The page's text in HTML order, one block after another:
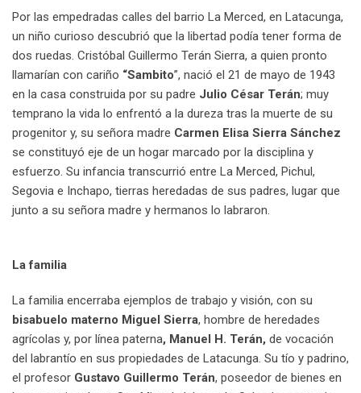
Por las empedradas calles del barrio La Merced, en Latacunga,
un niño curioso descubrió que la libertad podía tener forma de
dos ruedas. Cristóbal Guillermo Terán Sierra, a quien pronto
llamarían con cariño “Sambito”, nació el 21 de mayo de 1943
en la casa construida por su padre Julio César Terán; muy
temprano la vida lo enfrentó a la dureza tras la muerte de su
progenitor y, su señora madre Carmen Elisa Sierra Sánchez
se constituyó eje de un hogar marcado por la disciplina y
esfuerzo. Su infancia transcurrió entre La Merced, Pichul,
Segovia e Inchapo, tierras heredadas de sus padres, lugar que
junto a su señora madre y hermanos lo labraron.
La familia
La familia encerraba ejemplos de trabajo y visión, con su
bisabuelo materno Miguel Sierra, hombre de heredades
agrícolas y, por línea paterna, Manuel H. Terán, de vocación
del labrantío en sus propiedades de Latacunga. Su tío y padrino,
el profesor Gustavo Guillermo Terán, poseedor de bienes en